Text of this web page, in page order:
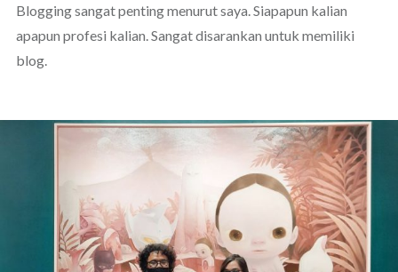
Blogging sangat penting menurut saya. Siapapun kalian
apapun profesi kalian. Sangat disarankan untuk memiliki
blog.